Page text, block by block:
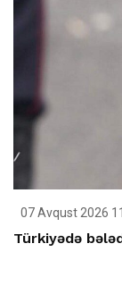
07 Avqust 2026
Türkiyədə